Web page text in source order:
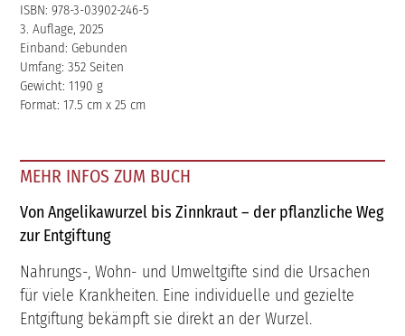
ISBN: 978-3-03902-246-5
3. Auflage, 2025
Einband: Gebunden
Umfang: 352 Seiten
Gewicht: 1190 g
Format: 17.5 cm x 25 cm
MEHR INFOS ZUM BUCH
Von Angelikawurzel bis Zinnkraut – der pflanzliche Weg
zur Entgiftung
Nahrungs-, Wohn- und Umweltgifte sind die Ursachen
für viele Krankheiten. Eine individuelle und gezielte
Entgiftung bekämpft sie direkt an der Wurzel.